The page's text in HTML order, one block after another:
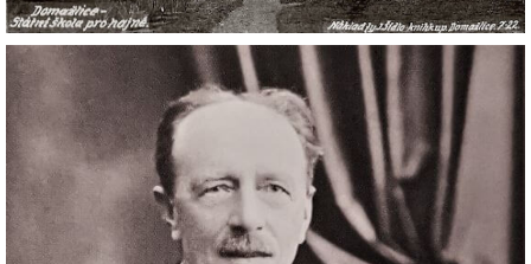
© 2026 eStránky.cz | Aktualizováno: 17. 7. 2026 | Nahoru ↑